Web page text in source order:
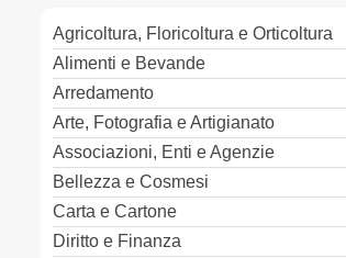
Agricoltura, Floricoltura e Orticoltura
Alimenti e Bevande
Arredamento
Arte, Fotografia e Artigianato
Associazioni, Enti e Agenzie
Bellezza e Cosmesi
Carta e Cartone
Diritto e Finanza